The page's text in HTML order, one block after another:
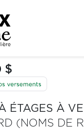
$
ÉTAGES À
(NOMS DE